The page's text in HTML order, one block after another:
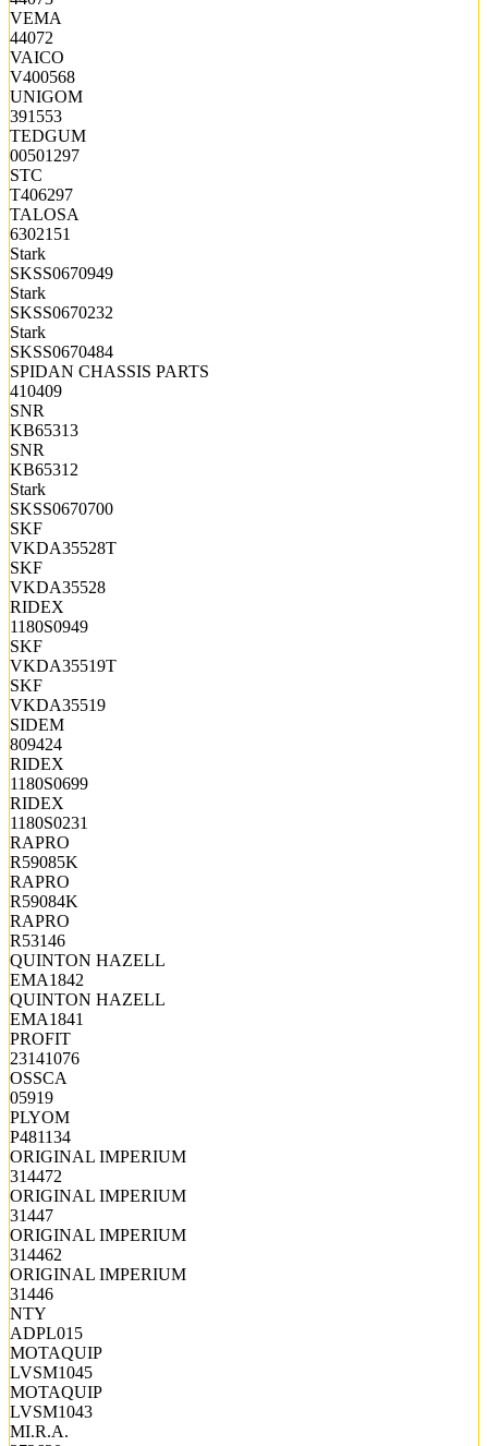
VEMA
44072
VAICO
V400568
UNIGOM
391553
TEDGUM
00501297
STC
T406297
TALOSA
6302151
Stark
SKSS0670949
Stark
SKSS0670232
Stark
SKSS0670484
SPIDAN CHASSIS PARTS
410409
SNR
KB65313
SNR
KB65312
Stark
SKSS0670700
SKF
VKDA35528T
SKF
VKDA35528
RIDEX
1180S0949
SKF
VKDA35519T
SKF
VKDA35519
SIDEM
809424
RIDEX
1180S0699
RIDEX
1180S0231
RAPRO
R59085K
RAPRO
R59084K
RAPRO
R53146
QUINTON HAZELL
EMA1842
QUINTON HAZELL
EMA1841
PROFIT
23141076
OSSCA
05919
PLYOM
P481134
ORIGINAL IMPERIUM
314472
ORIGINAL IMPERIUM
31447
ORIGINAL IMPERIUM
314462
ORIGINAL IMPERIUM
31446
NTY
ADPL015
MOTAQUIP
LVSM1045
MOTAQUIP
LVSM1043
MI.R.A.